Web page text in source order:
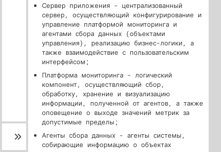
Сервер приложения - централизованный
сервер, осуществляющий конфигурирование и
управление платформой мониторинга и
агентами сбора данных (объектами
управления), реализацию бизнес-логики, а
также взаимодействие с пользовательским
интерфейсом;
Платформа мониторинга - логический
компонент, осуществляющий сбор,
обработку, хранение и визуализацию
информации, полученной от агентов, а также
оповещение о выходе значений метрик за
допустимые пределы;
Агенты сбора данных - агенты системы,
собирающие информацию о объектах